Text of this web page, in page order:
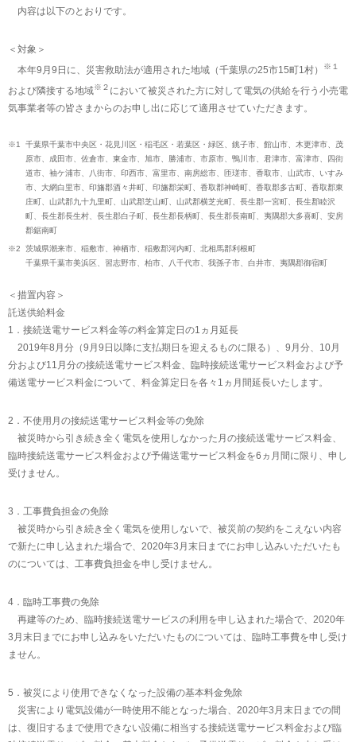
内容は以下のとおりです。
＜対象＞
本年9月9日に、災害救助法が適用された地域（千葉県の25市15町1村）
※１
および隣接する地域※２ において被災された方に対して電気の供給を行う小売電
気事業者等の皆さまからのお申し出に応じて適用させていただきます。
※1 千葉県千葉市中央区・花見川区・稲毛区・若葉区・緑区、銚子市、館山市、木更津市、茂
原市、成田市、佐倉市、東金市、旭市、勝浦市、市原市、鴨川市、君津市、富津市、四街
道市、袖ケ浦市、八街市、印西市、富里市、南房総市、匝瑳市、香取市、山武市、いすみ
市、大網白里市、印旛郡酒々井町、印旛郡栄町、香取郡神崎町、香取郡多古町、香取郡東
庄町、山武郡九十九里町、山武郡芝山町、山武郡横芝光町、長生郡一宮町、長生郡睦沢
町、長生郡長生村、長生郡白子町、長生郡長柄町、長生郡長南町、夷隅郡大多喜町、安房
郡鋸南町
※2 茨城県潮来市、稲敷市、神栖市、稲敷郡河内町、北相馬郡利根町
千葉県千葉市美浜区、習志野市、柏市、八千代市、我孫子市、白井市、夷隅郡御宿町
＜措置内容＞
託送供給料金
1．接続送電サービス料金等の料金算定日の1ヵ月延長
2019年8月分（9月9日以降に支払期日を迎えるものに限る）、9月分、10月
分および11月分の接続送電サービス料金、臨時接続送電サービス料金および予
備送電サービス料金について、料金算定日を各々1ヵ月間延長いたします。
2．不使用月の接続送電サービス料金等の免除
被災時から引き続き全く電気を使用しなかった月の接続送電サービス料金、
臨時接続送電サービス料金および予備送電サービス料金を6ヵ月間に限り、申し
受けません。
3．工事費負担金の免除
被災時から引き続き全く電気を使用しないで、被災前の契約をこえない内容
で新たに申し込まれた場合で、2020年3月末日までにお申し込みいただいたも
のについては、工事費負担金を申し受けません。
4．臨時工事費の免除
再建等のため、臨時接続送電サービスの利用を申し込まれた場合で、2020年
3月末日までにお申し込みをいただいたものについては、臨時工事費を申し受け
ません。
5．被災により使用できなくなった設備の基本料金免除
災害により電気設備が一時使用不能となった場合、2020年3月末日までの間
は、復旧するまで使用できない設備に相当する接続送電サービス料金および臨